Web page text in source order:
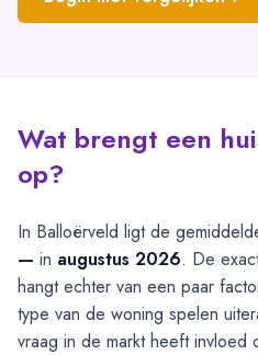
Wat brengt een
op?
In Balloërveld ligt de
— in augustus 2026. De
hangt echter van een paar
type van de woning spelen
vraag in de markt heeft